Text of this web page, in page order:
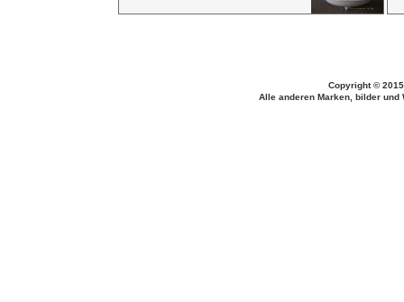
Copyright ©
Alle anderen Marken, bilder und